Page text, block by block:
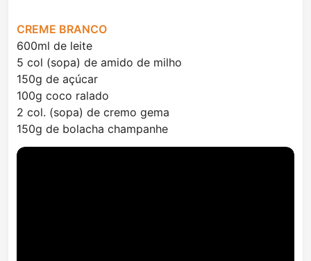
CREME BRANCO
600ml de leite
5 col (sopa) de amido de milho
150g de açúcar
100g coco ralado
2 col. (sopa) de cremo gema
150g de bolacha champanhe